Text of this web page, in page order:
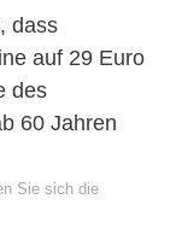
dass
auf 29 Euro
des
60 Jahren
Sie sich die